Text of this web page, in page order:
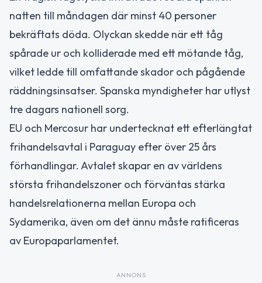
natten till måndagen där minst 40 personer
bekräftats döda. Olyckan skedde när ett tåg
spårade ur och kolliderade med ett mötande tåg,
vilket ledde till omfattande skador och pågående
räddningsinsatser. Spanska myndigheter har utlyst
tre dagars nationell sorg.
EU och Mercosur har undertecknat ett efterlängtat
frihandelsavtal i Paraguay efter över 25 års
förhandlingar. Avtalet skapar en av världens
största frihandelszoner och förväntas stärka
handelsrelationerna mellan Europa och
Sydamerika, även om det ännu måste ratificeras
av Europaparlamentet.
ANNONS